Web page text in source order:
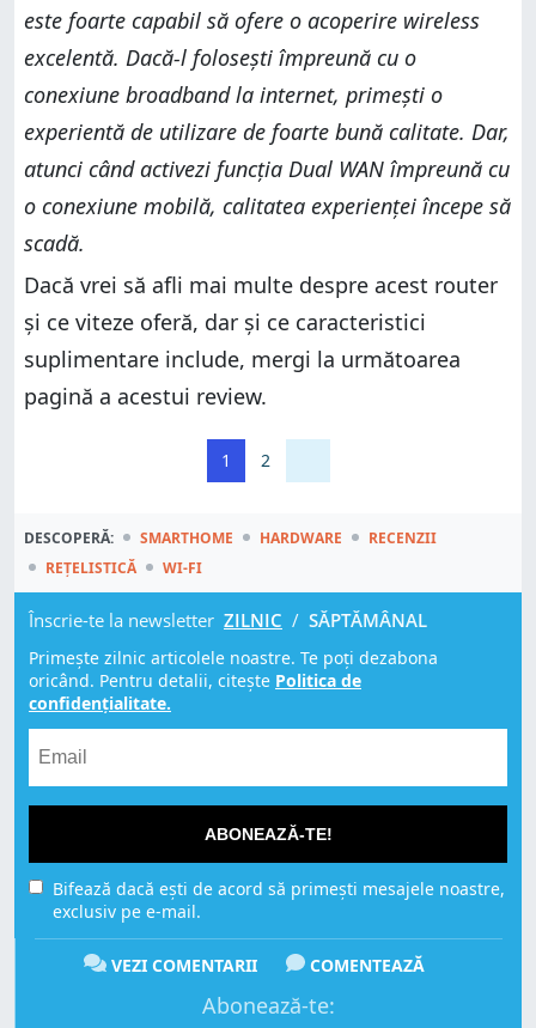
este foarte capabil să ofere o acoperire wireless
excelentă. Dacă-l folosești împreună cu o
conexiune broadband la internet, primești o
experientă de utilizare de foarte bună calitate. Dar,
atunci când activezi funcția Dual WAN împreună cu
o conexiune mobilă, calitatea experienței începe să
scadă.
Dacă vrei să afli mai multe despre acest router
și ce viteze oferă, dar și ce caracteristici
suplimentare include, mergi la următoarea
pagină a acestui review.
1 2
DESCOPERĂ: SMARTHOME HARDWARE
RECENZII
REȚELISTICĂ
WI-FI
Înscrie-te la newsletter ZILNIC / SĂPTĂMÂNAL
Primește zilnic articolele noastre. Te poți dezabona
oricând. Pentru detalii, citește Politica de
confidențialitate.
ABONEAZĂ-TE!
Bifează dacă ești de acord să primești mesajele noastre,
exclusiv pe e-mail.
VEZI COMENTARII COMENTEAZĂ
Abonează-te: